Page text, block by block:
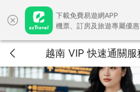
下載免費易遊網APP
機票、訂房及旅遊專屬優惠